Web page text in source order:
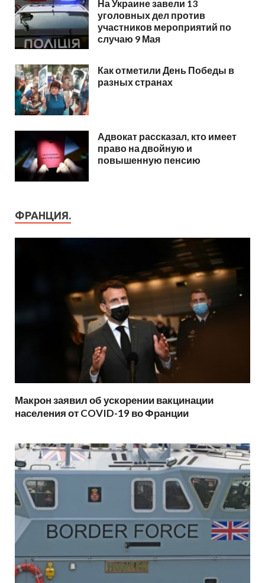
На Украине завели 13
уголовных дел против
участников мероприятий по
случаю 9 Мая
Как отметили День Победы в
разных странах
Адвокат рассказал, кто имеет
право на двойную и
повышенную пенсию
ФРАНЦИЯ.
Макрон заявил об ускорении вакцинации
населения от COVID-19 во Франции